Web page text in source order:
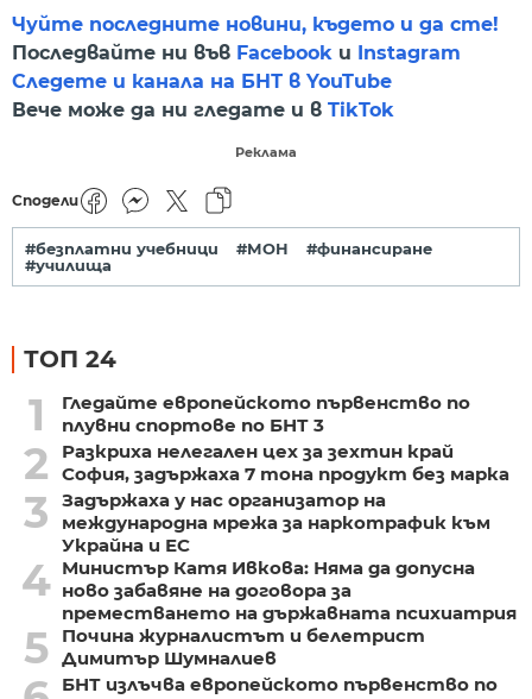
Чуйте последните новини, където и да сте!
Последвайте ни във Facebook и Instagram
Следете и канала на БНТ в YouTube
Вече може да ни гледате и в TikTok
Реклама
Сподели
#безплатни учебници #МОН
#финансиране
#училища
ТОП 24
1
Гледайте европейското първенство по
плувни спортове по БНТ 3
2
Разкриха нелегален цех за зехтин край
София, задържаха 7 тона продукт без марка
3
Задържаха у нас организатор на
международна мрежа за наркотрафик към
Украйна и ЕС
4 Министър Катя Ивкова: Няма да допусна
ново забавяне на договора за
преместването на държавната психиатрия
5
Почина журналистът и белетрист
Димитър Шумналиев
БНТ излъчва европейското първенство по